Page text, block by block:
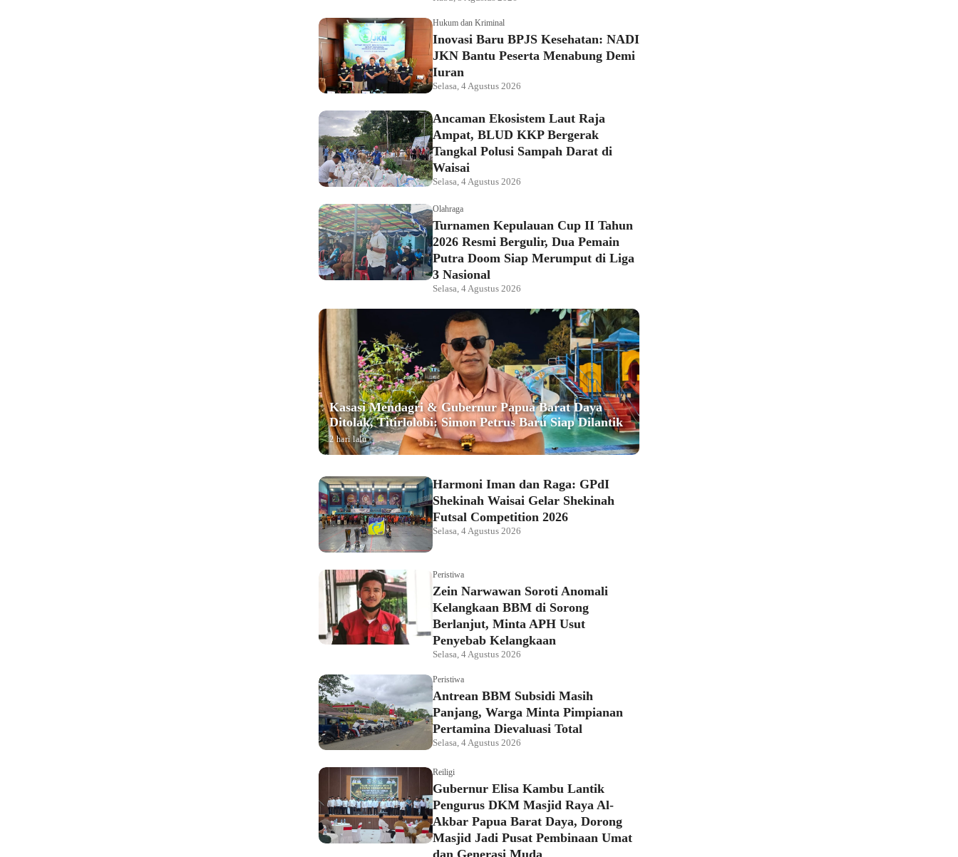
Hukum dan Kriminal
Inovasi Baru BPJS Kesehatan: NADI
JKN Bantu Peserta Menabung Demi
Iuran
Selasa, 4 Agustus 2026
Ancaman Ekosistem Laut Raja
Ampat, BLUD KKP Bergerak
Tangkal Polusi Sampah Darat di
Waisai
Selasa, 4 Agustus 2026
Olahraga
Turnamen Kepulauan Cup II Tahun
2026 Resmi Bergulir, Dua Pemain
Putra Doom Siap Merumput di Liga
3 Nasional
Selasa, 4 Agustus 2026
Kasasi Mendagri & Gubernur Papua Barat Daya
Ditolak, Titirlolobi: Simon Petrus Baru Siap Dilantik
2 hari lalu
Harmoni Iman dan Raga: GPdI
Shekinah Waisai Gelar Shekinah
Futsal Competition 2026
Selasa, 4 Agustus 2026
Peristiwa
Zein Narwawan Soroti Anomali
Kelangkaan BBM di Sorong
Berlanjut, Minta APH Usut
Penyebab Kelangkaan
Selasa, 4 Agustus 2026
Peristiwa
Antrean BBM Subsidi Masih
Panjang, Warga Minta Pimpianan
Pertamina Dievaluasi Total
Selasa, 4 Agustus 2026
Reiligi
Gubernur Elisa Kambu Lantik
Pengurus DKM Masjid Raya Al-
Akbar Papua Barat Daya, Dorong
Masjid Jadi Pusat Pembinaan Umat